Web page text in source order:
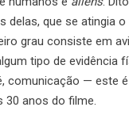
delas, que se atingia
grau consiste em
tipo de evidência
comunicação — este
30 anos do filme.